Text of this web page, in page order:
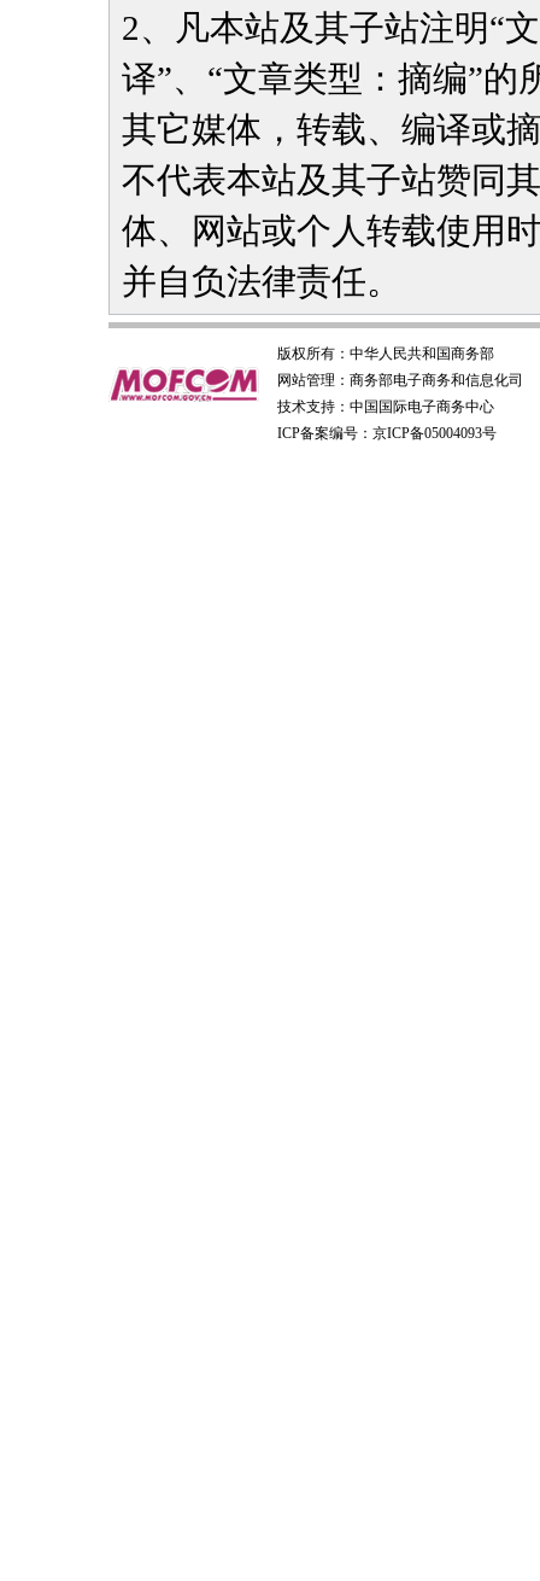
2、凡本站及其子站注明“
译”、“文章类型：摘编”
其它媒体，转载、编译或
不代表本站及其子站赞同
体、网站或个人转载使用
并自负法律责任。
版权所有： 中华人民共和国商务部
网站管理： 商务部电子商务和信息化司
技术支持： 中国国际电子商务中心
ICP备案编号：京ICP备05004093号